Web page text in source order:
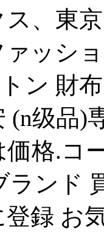
、東
ッシ
ン 財
(n级品)
格.コ
ランド
録 お